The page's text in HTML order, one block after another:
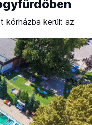
kórházba került az